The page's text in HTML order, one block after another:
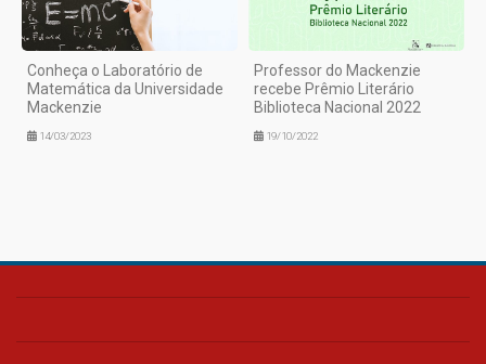
Conheça o Laboratório de
Matemática da Universidade
Mackenzie
14/03/2023
Professor do Mackenzie
recebe Prêmio Literário
Biblioteca Nacional 2022
19/10/2022